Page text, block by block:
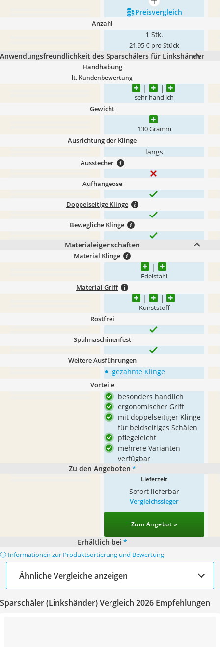
mehr anzeigen
Preis­vergleich
Anzahl
1 Stk.
21,95 € pro Stück
Anwendungsfreundlichkeit des Sparschälers für Linkshänder
Handhabung
lt. Kundenbewertung
sehr handlich
Gewicht
130 Gramm
Ausrichtung der Klinge
längs
Ausstecher
Aufhängeöse
Doppelseitige Klinge
Bewegliche Klinge
Materialeigenschaften
Material Klinge
Edelstahl
Material Griff
Kunststoff
Rostfrei
Spülmaschinenfest
Weitere Ausführungen
• gezahnte Klinge
Vorteile
besonders handlich
ergonomischer Griff
mit doppelseitiger Klinge
für beidseitiges Schälen
pflegeleicht
mehrere Varianten
verfügbar
Zu den Angeboten *
Lieferzeit
Sofort lieferbar
Vergleichssieger
Zum Angebot »
Erhältlich bei *
ⓘ Informationen zur Produktsortierung und Bewertung
Ähnliche Vergleiche anzeigen
Sparschäler (Linkshänder) Vergleich 2026 Empfehlungen